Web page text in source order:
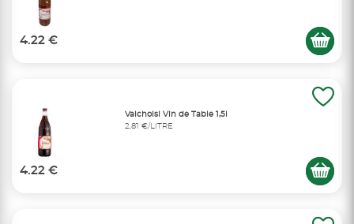
4.22 €
Valchoisi Vin de Table 1,5l
2,81 €/LITRE
4.22 €